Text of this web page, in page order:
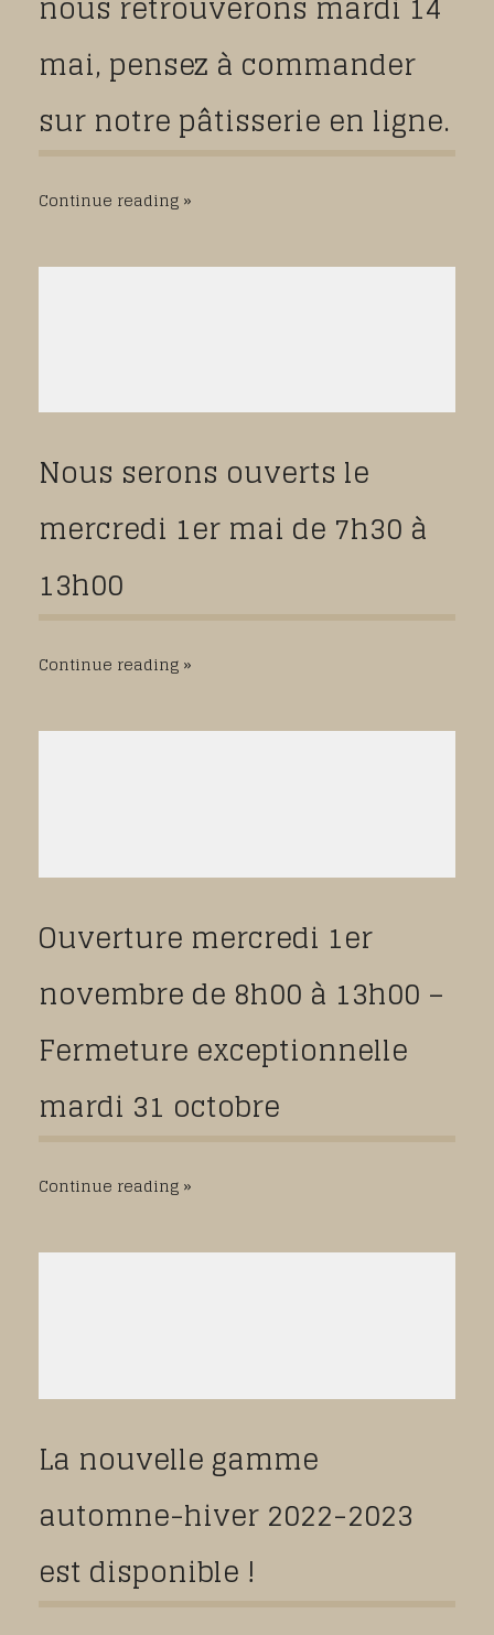
mai, pensez à commander
sur notre pâtisserie en ligne.
Continue reading
Nous serons ouverts le
mercredi 1er mai de 7h30 à
13h00
Continue reading
Ouverture mercredi 1er
novembre de 8h00 à 13h00 –
Fermeture exceptionnelle
mardi 31 octobre
Continue reading
La nouvelle gamme
automne-hiver 2022-2023
est disponible !